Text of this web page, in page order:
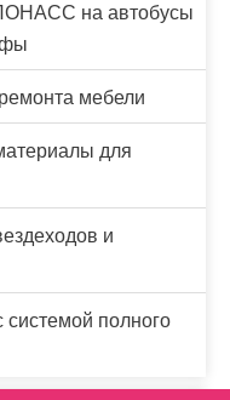
на автобусы
мебели
для
и
полного